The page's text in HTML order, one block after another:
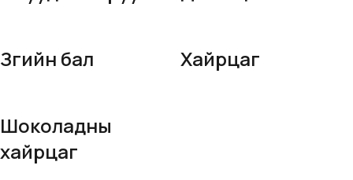
Зөгийн бал Хайрцаг
Шоколадны
хайрцаг